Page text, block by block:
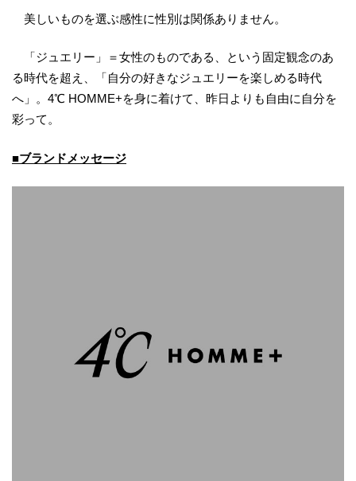
美しいものを選ぶ感性に性別は関係ありません。
「ジュエリー」＝女性のものである、という固定観念のあ
る時代を超え、「自分の好きなジュエリーを楽しめる時代
へ」。4℃ HOMME+を身に着けて、昨日よりも自由に自分を
彩って。
■ブランドメッセージ